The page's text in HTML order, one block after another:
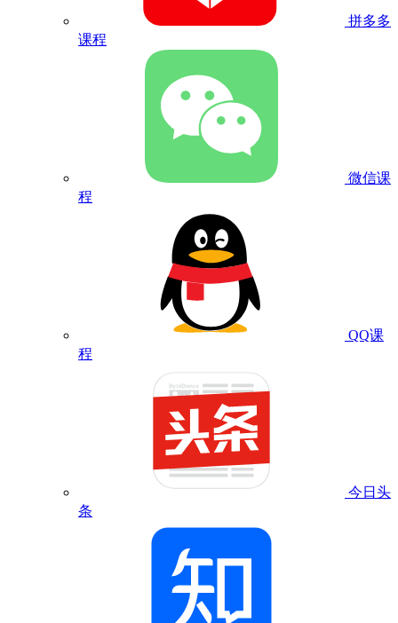
拼多多
课程
微信课
程
QQ课
程
今日头
条